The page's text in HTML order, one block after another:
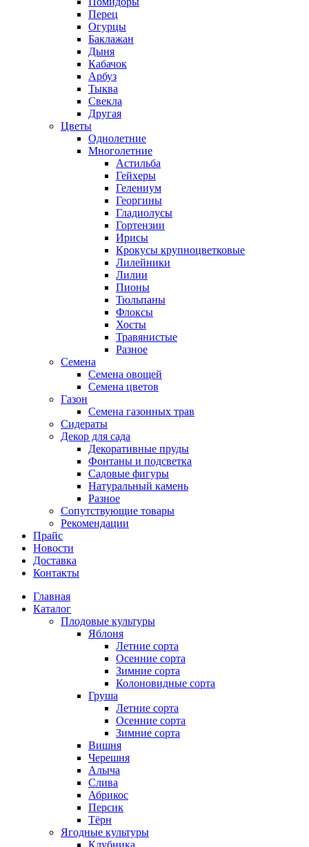
Перец
Огурцы
Баклажан
Дыня
Кабачок
Арбуз
Тыква
Свекла
Другая
Цветы
Однолетние
Многолетние
Астильба
Гейхеры
Гелениум
Георгины
Гладиолусы
Гортензии
Ирисы
Крокусы крупноцветковые
Лилейники
Лилии
Пионы
Тюльпаны
Флоксы
Хосты
Травянистые
Разное
Семена
Семена овощей
Семена цветов
Газон
Семена газонных трав
Сидераты
Декор для сада
Декоративные пруды
Фонтаны и подсветка
Садовые фигуры
Натуральный камень
Разное
Сопутствующие товары
Рекомендации
Прайс
Новости
Доставка
Контакты
Главная
Каталог
Плодовые культуры
Яблоня
Летние сорта
Осенние сорта
Зимние сорта
Колоновидные сорта
Груша
Летние сорта
Осенние сорта
Зимние сорта
Вишня
Черешня
Алыча
Слива
Абрикос
Персик
Тёрн
Ягодные культуры
Клубника